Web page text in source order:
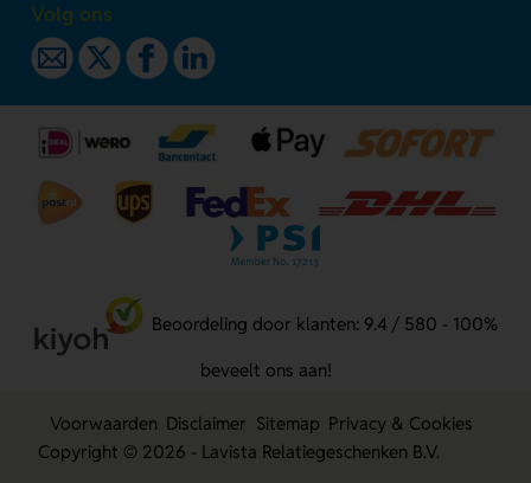
Volg ons
Beoordeling door klanten: 9.4 / 580 - 100%
beveelt ons aan!
Voorwaarden Disclaimer Sitemap Privacy & Cookies
Copyright © 2026 - Lavista Relatiegeschenken B.V.